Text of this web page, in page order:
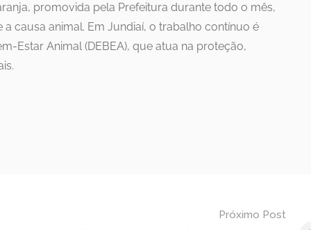
promovida pela Prefeitura durante todo o mês,
causa animal. Em Jundiaí, o trabalho contínuo é
Estar Animal (DEBEA), que atua na proteção,
Próximo Post